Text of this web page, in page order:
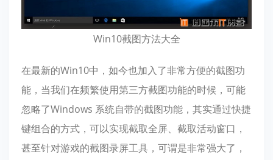
Win10截图方法大全
在最新的Win10中，如今也加入了非常方便的截图功
能，当我们在频繁使用第三方截图功能的时候，可能
忽略了Windows 系统自带的截图功能，其实通过快捷
键组合的方式，可以实现截取全屏、截取活动窗口，
甚至针对游戏的截图录屏工具，可谓是非常强大了，